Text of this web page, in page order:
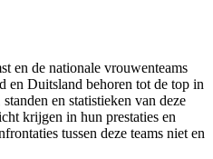
en de nationale vrouwenteams
en Duitsland behoren tot de top in
en statistieken van deze
krijgen in hun prestaties en
tussen deze teams niet en